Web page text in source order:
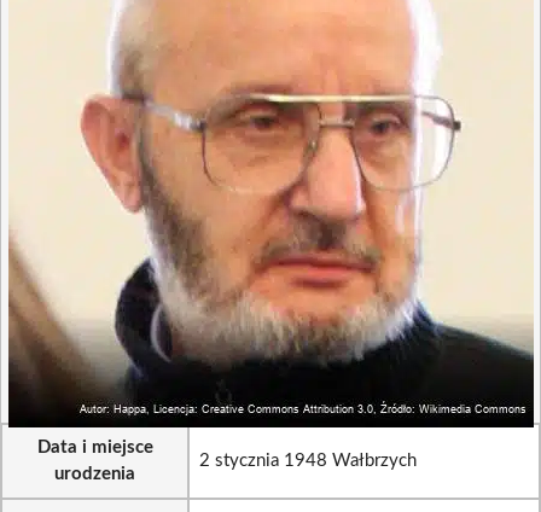
Data i miejsce
urodzenia
2 stycznia 1948 Wałbrzych